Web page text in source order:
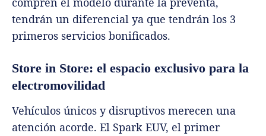
tendrán un diferencial ya que tendrán los 3
primeros servicios bonificados.
Store in Store: el espacio exclusivo para la
electromovilidad
Vehículos únicos y disruptivos merecen una
atención acorde. El Spark EUV, el primer